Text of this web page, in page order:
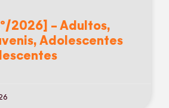
2026] – Adultos,
Adolescentes